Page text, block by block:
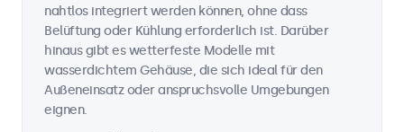
nahtlos integriert werden können, ohne dass
Belüftung oder Kühlung erforderlich ist. Darüber
hinaus gibt es wetterfeste Modelle mit
wasserdichtem Gehäuse, die sich ideal für den
Außeneinsatz oder anspruchsvolle Umgebungen
eignen.